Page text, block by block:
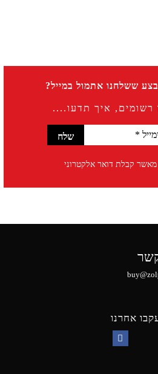
ששלחנו אתמול במייל?
רשומים, איך תדעו....
קבלת דואר אלקטרוני
אחרנו